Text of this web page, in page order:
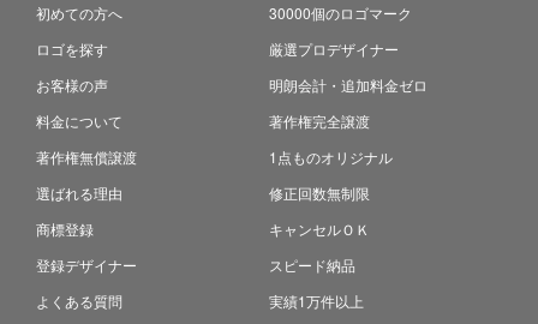
初めての方へ
ロゴを探す
お客様の声
料金について
著作権無償譲渡
選ばれる理由
商標登録
登録デザイナー
よくある質問
30000個のロゴマーク
厳選プロデザイナー
明朗会計・追加料金ゼロ
著作権完全譲渡
1点ものオリジナル
修正回数無制限
キャンセルＯＫ
スピード納品
実績1万件以上